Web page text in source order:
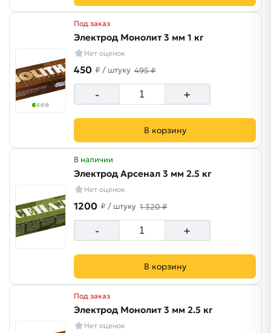
Под заказ
Электрод Монолит 3 мм 1 кг
Нет оценок
450 ₽ / штуку 495 ₽
- +
В корзину
В наличии
Электрод Арсенал 3 мм 2.5 кг
Нет оценок
1200 ₽ / штуку 1 320 ₽
- +
В корзину
Под заказ
Электрод Монолит 3 мм 2.5 кг
Нет оценок